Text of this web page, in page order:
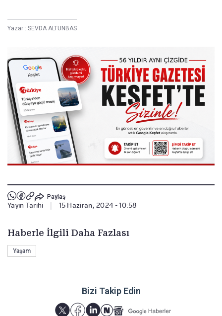
Yazar : SEVDA ALTUNBAS
Paylaş
Yayın Tarihi 15 Haziran, 2024 - 10:58
Haberle İlgili Daha Fazlası
Yaşam
Bizi Takip Edin